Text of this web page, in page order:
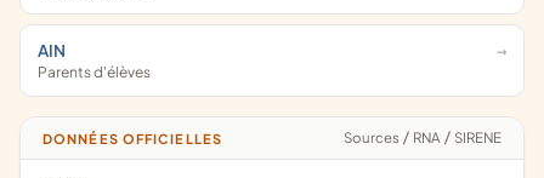
AIN
Parents d'élèves
DONNÉES OFFICIELLES Sources / RNA / SIRENE